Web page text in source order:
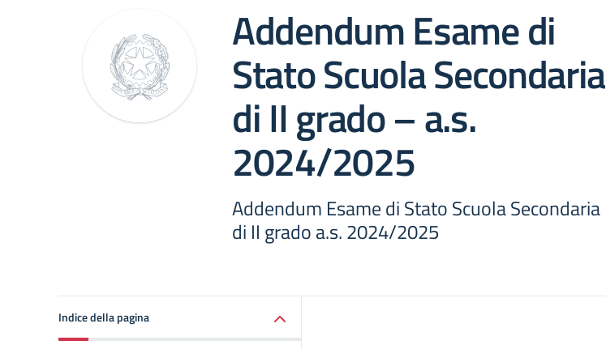
Addendum Esame di
Stato Scuola Secondaria
di II grado – a.s.
2024/2025
Addendum Esame di Stato Scuola Secondaria
di II grado a.s. 2024/2025
Indice della pagina